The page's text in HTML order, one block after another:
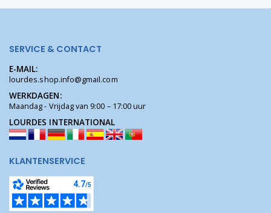
SERVICE & CONTACT
E-MAIL:
lourdes.shop.info@gmail.com
WERKDAGEN:
Maandag - Vrijdag van 9:00 – 17:00 uur
LOURDES INTERNATIONAL
KLANTENSERVICE